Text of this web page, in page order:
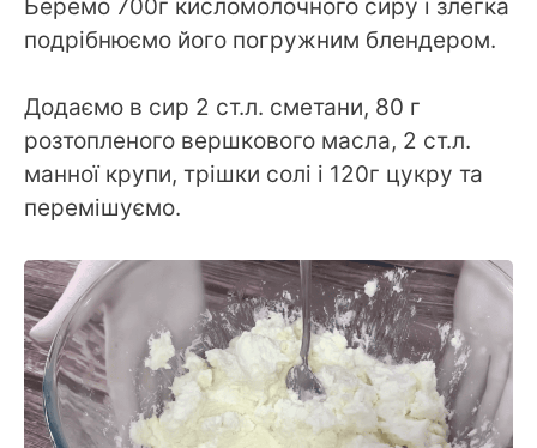
Беремо 700г кисломолочного сиру і злегка
подрібнюємо його погружним блендером.
Додаємо в сир 2 ст.л. сметани, 80 г
розтопленого вершкового масла, 2 ст.л.
манної крупи, трішки солі і 120г цукру та
перемішуємо.